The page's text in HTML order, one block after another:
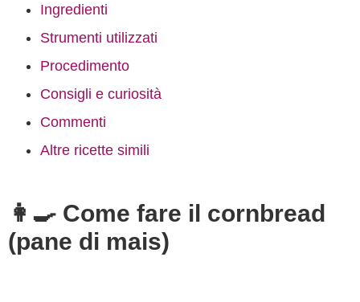
Ingredienti
Strumenti utilizzati
Procedimento
Consigli e curiosità
Commenti
Altre ricette simili
👩‍🍳 Come fare il cornbread
(pane di mais)